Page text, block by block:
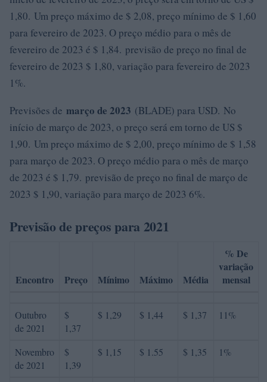
1,80. Um preço máximo de $ 2,08, preço mínimo de $ 1,60
para fevereiro de 2023. O preço médio para o mês de
fevereiro de 2023 é $ 1,84. previsão de preço no final de
fevereiro de 2023 $ 1,80, variação para fevereiro de 2023
1%.
Previsões de março de 2023 (BLADE) para USD. No
início de março de 2023, o preço será em torno de US $
1,90. Um preço máximo de $ 2,00, preço mínimo de $ 1,58
para março de 2023. O preço médio para o mês de março
de 2023 é $ 1,79. previsão de preço no final de março de
2023 $ 1,90, variação para março de 2023 6%.
Previsão de preços para 2021
Encontro Preço Mínimo Máximo Média
% De
variação
mensal
Outubro
de 2021
$
1,37
$ 1,29 $ 1,44 $ 1,37 11%
Novembro
de 2021
$
1,39
$ 1,15 $ 1.55 $ 1,35 1%